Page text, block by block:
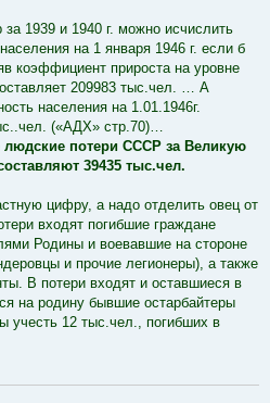
1939 и 1940 г. можно исчислить
на 1 января 1946 г. если б
коэффициент прироста на уровне
209983 тыс.чел. … А
населения на 1.01.1946г.
(«АДХ» стр.70)…
потери СССР за Великую
39435 тыс.чел.
цифру, а надо отделить овец от
входят погибшие граждане
Родины и воевавшие на стороне
и прочие легионеры), а также
В потери входят и оставшиеся в
на родину бывшие остарбайтеры
12 тыс.чел., погибших в